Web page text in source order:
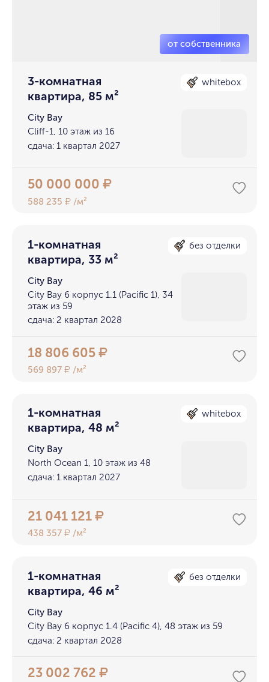
3-комнатная
квартира, 85 м²
whitebox
City Bay
Cliff-1, 10 этаж из 16
сдача: 1 квартал 2027
50 000 000₽
588 235₽ /м²
1-комнатная
квартира, 33 м²
без отделки
City Bay
City Bay 6 корпус 1.1 (Pacific 1), 34
этаж из 59
сдача: 2 квартал 2028
18 806 605₽
569 897₽ /м²
1-комнатная
квартира, 48 м²
whitebox
City Bay
North Ocean 1, 10 этаж из 48
сдача: 1 квартал 2027
21 041 121₽
438 357₽ /м²
1-комнатная
квартира, 46 м²
без отделки
City Bay
City Bay 6 корпус 1.4 (Pacific 4), 48 этаж из 59
сдача: 2 квартал 2028
23 002 762₽